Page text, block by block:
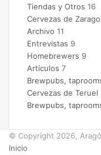
Tiendas y Otros 16
Cervezas de
Archivo 11
Entrevistas 9
Homebrewers 9
Artículos 7
Brewpubs,
Cervezas de Teruel
Brewpubs,
© Copyright 2026,
Inicio